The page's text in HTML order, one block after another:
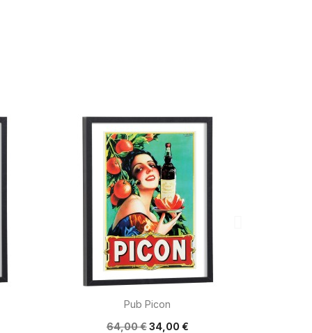
Aperçu rapide
Pub Picon
64,00 €34,00 €